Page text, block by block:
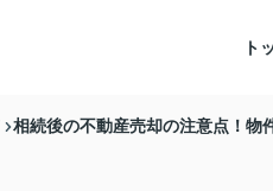
ト
相続後の不動産売却の注意点！物